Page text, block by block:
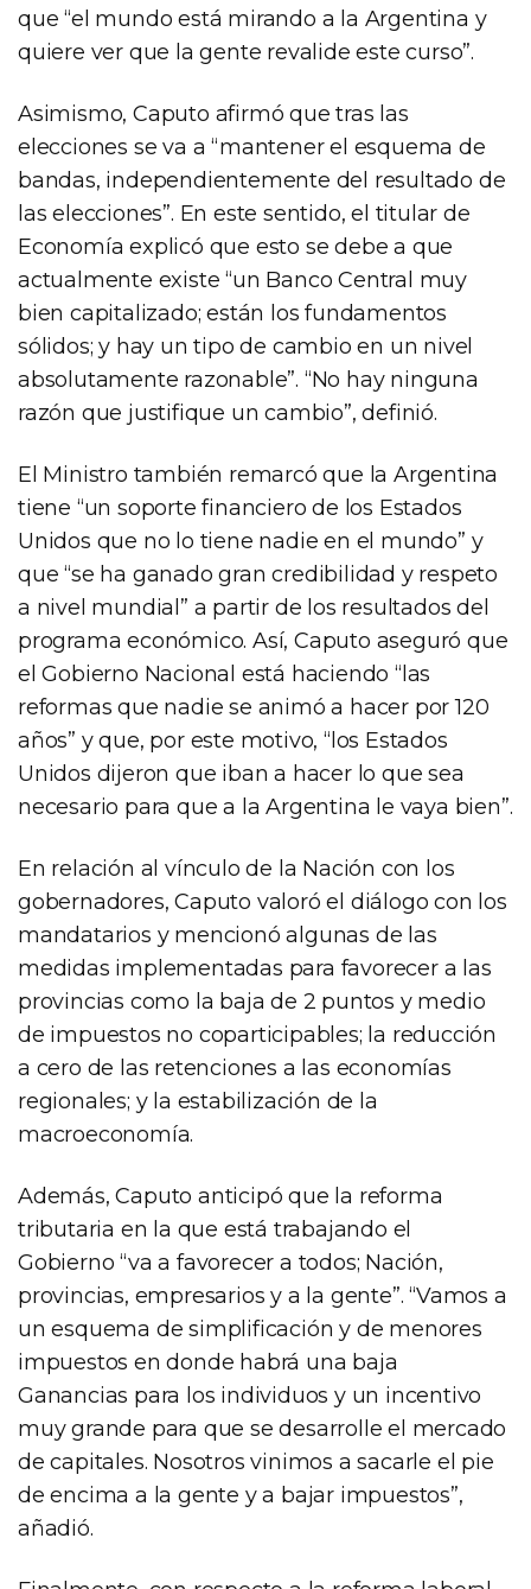
que “el mundo está mirando a la Argentina y
quiere ver que la gente revalide este curso”.
Asimismo, Caputo afirmó que tras las
elecciones se va a “mantener el esquema de
bandas, independientemente del resultado de
las elecciones”. En este sentido, el titular de
Economía explicó que esto se debe a que
actualmente existe “un Banco Central muy
bien capitalizado; están los fundamentos
sólidos; y hay un tipo de cambio en un nivel
absolutamente razonable”. “No hay ninguna
razón que justifique un cambio”, definió.
El Ministro también remarcó que la Argentina
tiene “un soporte financiero de los Estados
Unidos que no lo tiene nadie en el mundo” y
que “se ha ganado gran credibilidad y respeto
a nivel mundial” a partir de los resultados del
programa económico. Así, Caputo aseguró que
el Gobierno Nacional está haciendo “las
reformas que nadie se animó a hacer por 120
años” y que, por este motivo, “los Estados
Unidos dijeron que iban a hacer lo que sea
necesario para que a la Argentina le vaya bien”.
En relación al vínculo de la Nación con los
gobernadores, Caputo valoró el diálogo con los
mandatarios y mencionó algunas de las
medidas implementadas para favorecer a las
provincias como la baja de 2 puntos y medio
de impuestos no coparticipables; la reducción
a cero de las retenciones a las economías
regionales; y la estabilización de la
macroeconomía.
Además, Caputo anticipó que la reforma
tributaria en la que está trabajando el
Gobierno “va a favorecer a todos; Nación,
provincias, empresarios y a la gente”. “Vamos a
un esquema de simplificación y de menores
impuestos en donde habrá una baja
Ganancias para los individuos y un incentivo
muy grande para que se desarrolle el mercado
de capitales. Nosotros vinimos a sacarle el pie
de encima a la gente y a bajar impuestos”,
añadió.